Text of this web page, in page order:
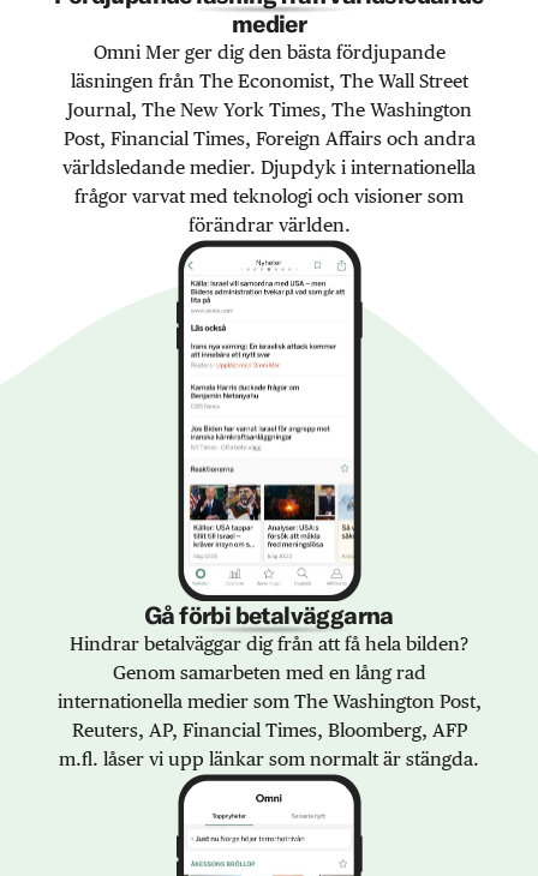
medier
Omni Mer ger dig den bästa fördjupande
läsningen från The Economist, The Wall Street
Journal, The New York Times, The Washington
Post, Financial Times, Foreign Affairs och andra
världsledande medier. Djupdyk i internationella
frågor varvat med teknologi och visioner som
förändrar världen.
Gå förbi betalväggarna
Hindrar betalväggar dig från att få hela bilden?
Genom samarbeten med en lång rad
internationella medier som The Washington Post,
Reuters, AP, Financial Times, Bloomberg, AFP
m.fl. låser vi upp länkar som normalt är stängda.